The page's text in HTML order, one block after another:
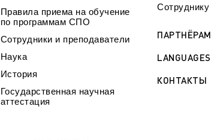
Правила приема на обучение
по программам СПО
Сотрудники и преподаватели
Наука
История
Государственная научная
аттестация
Сотруднику
ПАРТНЁРАМ
LANGUAGES
КОНТАКТЫ